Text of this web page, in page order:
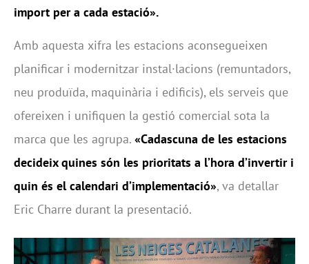
import per a cada estació».
Amb aquesta xifra les estacions aconsegueixen
planificar i modernitzar instal·lacions (remuntadors,
neu produïda, maquinària i edificis), els serveis que
ofereixen i unifiquen la gestió comercial sota la
marca que les agrupa. «Cadascuna de les estacions
decideix quines són les prioritats a l’hora d’invertir i
quin és el calendari d’implementació», va detallar
Eric Charre durant la presentació.